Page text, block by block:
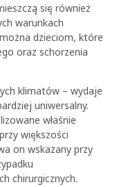
się również
warunkach
dzieciom, które
oraz schorzenia
klimatów – wydaje
uniwersalny.
właśnie
większości
on wskazany przy
chirurgicznych.